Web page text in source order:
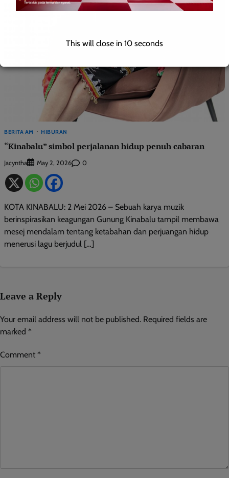
BERITA AM HIBURAN
“Kinabalu” simbol perjalanan hidup penuh cabaran
Jacyntha May 2, 2026 0
KOTA KINABALU: 2 Mei 2026 – Sebuah karya muzik
berinspirasikan keagungan Gunung Kinabalu tampil membawa
mesej mendalam tentang ketabahan dan perjuangan hidup
menerusi lagu berjudul […]
Leave a Reply
Your email address will not be published. Required fields are
marked *
Comment *
This will close in9seconds